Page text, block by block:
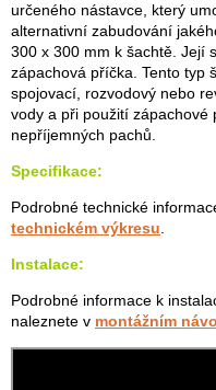
určeného nástavce, který
alternativní zabudování
300 x 300 mm k šachtě. Její
zápachová příčka. Tento typ
spojovací, rozvodový nebo
vody a při použití zápachové
nepříjemných pachů.
Specifikace:
Podrobné technické
technickém výkresu
Instalace:
Podrobné informace k
naleznete v montážním